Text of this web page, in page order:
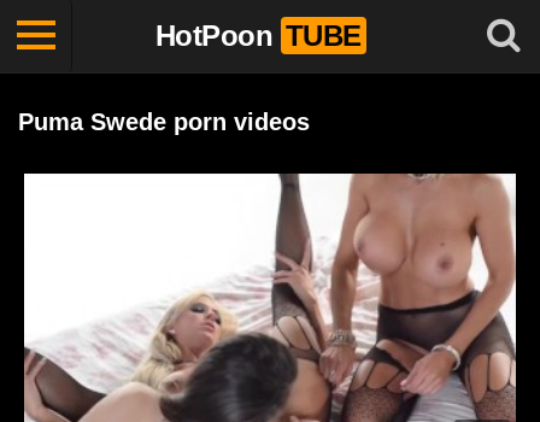
HotPoon TUBE
Puma Swede porn videos